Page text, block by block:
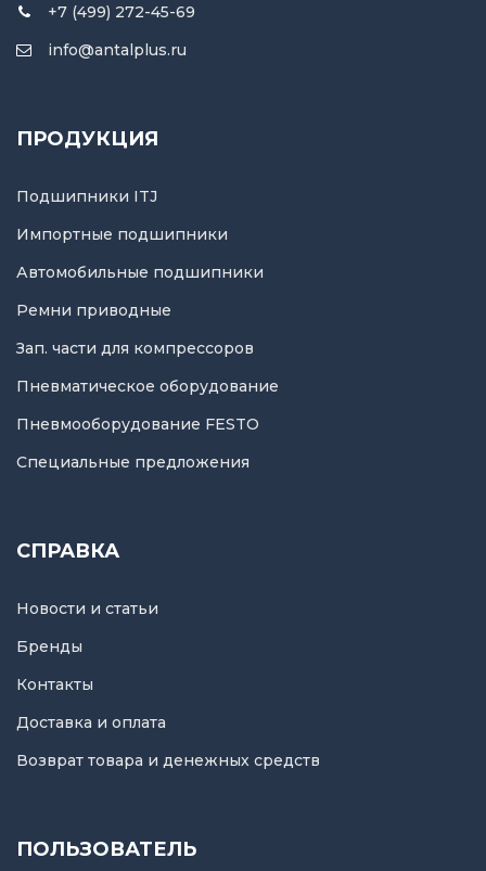
+7 (499) 272-45-69
info@antalplus.ru
ПРОДУКЦИЯ
Подшипники ITJ
Импортные подшипники
Автомобильные подшипники
Ремни приводные
Зап. части для компрессоров
Пневматическое оборудование
Пневмооборудование FESTO
Специальные предложения
СПРАВКА
Новости и статьи
Бренды
Контакты
Доставка и оплата
Возврат товара и денежных средств
ПОЛЬЗОВАТЕЛЬ